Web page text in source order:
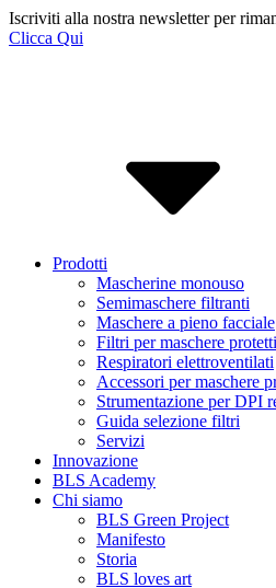
Iscriviti alla nostra newsletter per
Clicca Qui
Prodotti
Mascherine monouso
Semimaschere filtranti
Maschere a pieno facciale
Filtri per maschere
Respiratori elettroventilati
Accessori per maschere
Strumentazione per DPI
Guida selezione filtri
Servizi
Innovazione
BLS Academy
Chi siamo
BLS Green Project
Manifesto
Storia
BLS loves art